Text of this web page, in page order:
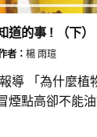
道的事 ! （下）
者： 楊 雨瑄
導 「為什麼植
煙點高卻不能